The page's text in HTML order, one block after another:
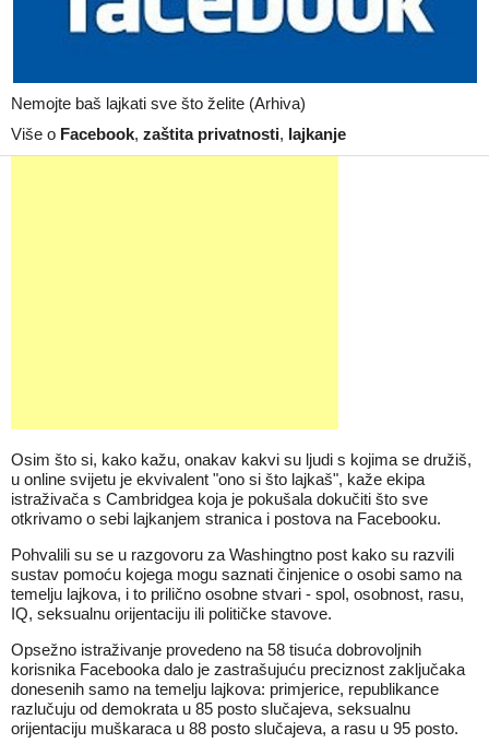
Nemojte baš lajkati sve što želite (Arhiva)
Više o Facebook, zaštita privatnosti, lajkanje
Osim što si, kako kažu, onakav kakvi su ljudi s kojima se družiš,
u online svijetu je ekvivalent "ono si što lajkaš", kaže ekipa
istraživača s Cambridgea koja je pokušala dokučiti što sve
otkrivamo o sebi lajkanjem stranica i postova na Facebooku.
Pohvalili su se u razgovoru za Washingtno post kako su razvili
sustav pomoću kojega mogu saznati činjenice o osobi samo na
temelju lajkova, i to prilično osobne stvari - spol, osobnost, rasu,
IQ, seksualnu orijentaciju ili političke stavove.
Opsežno istraživanje provedeno na 58 tisuća dobrovoljnih
korisnika Facebooka dalo je zastrašujuću preciznost zaključaka
donesenih samo na temelju lajkova: primjerice, republikance
razlučuju od demokrata u 85 posto slučajeva, seksualnu
orijentaciju muškaraca u 88 posto slučajeva, a rasu u 95 posto.